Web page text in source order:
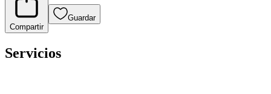
Compartir
Guardar
Servicios